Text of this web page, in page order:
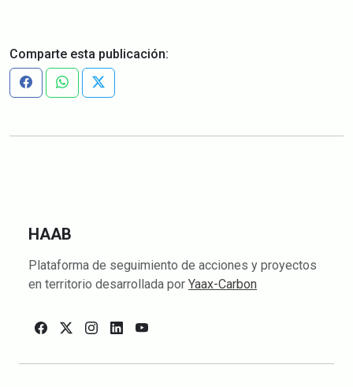
Comparte esta publicación:
HAAB
Plataforma de seguimiento de acciones y proyectos
en territorio desarrollada por Yaax-Carbon